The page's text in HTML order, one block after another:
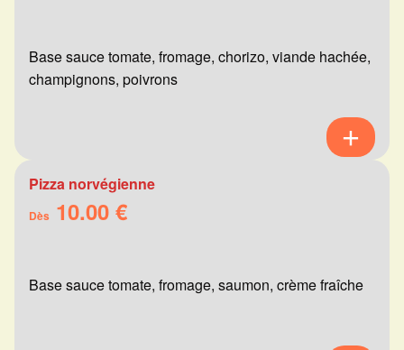
Base sauce tomate, fromage, chorizo, viande hachée,
champignons, poivrons
Pizza norvégienne
Dès 10.00 €
Base sauce tomate, fromage, saumon, crème fraîche